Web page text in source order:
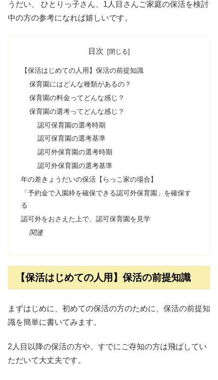
うだい、 ひとりっ子さん、1人目さんご家庭の保活を検討
中の方の参考になれば嬉しいです。
目次
【保活はじめての人用】保活の前提知識
保育園にはどんな種類があるの？
保育園の料金ってどんな感じ？
保育園の選考ってどんな感じ？
認可保育園の選考時期
認可保育園の選考基準
認可外保育園の選考時期
認可外保育園の選考基準
年の差きょうだいの保活【らっこ家の場合】
「予約金で入園枠を確保できる認可外保育園」を確保す
る
認可外をおさえた上で、認可保育園を見学
関連
【保活はじめての人用】保活の前提知識
まずはじめに、初めての保活の方のために、保活の前提知
識を簡単に書いてみます。
2人目以降の保活の方や、すでにご存知の方は飛ばしてい
ただいて大丈夫です。